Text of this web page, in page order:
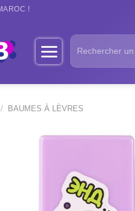
!
Recherche
pour :
/ BAUMES À LÈVRES